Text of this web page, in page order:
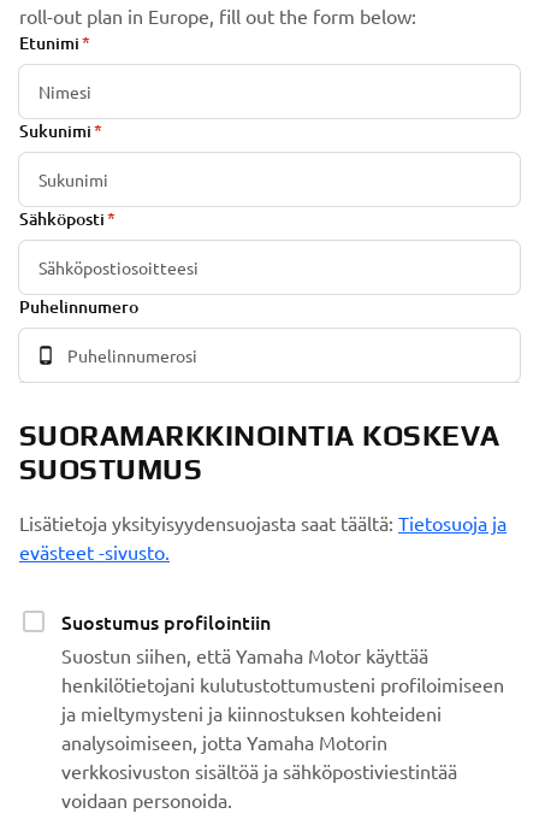
roll-out plan in Europe, fill out the form below:
Etunimi
Sukunimi
Sähköposti
Puhelinnumero
SUORAMARKKINOINTIA KOSKEVA
SUOSTUMUS
Lisätietoja yksityisyydensuojasta saat täältä: Tietosuoja ja
evästeet -sivusto.
Suostumus profilointiin
Suostun siihen, että Yamaha Motor käyttää
henkilötietojani kulutustottumusteni profiloimiseen
ja mieltymysteni ja kiinnostuksen kohteideni
analysoimiseen, jotta Yamaha Motorin
verkkosivuston sisältöä ja sähköpostiviestintää
voidaan personoida.